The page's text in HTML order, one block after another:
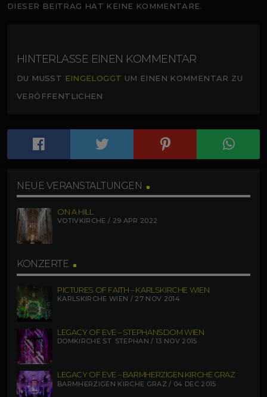
DIESER BEITRAG HAT KEINE KOMMENTARE.
HINTERLASSE EINEN KOMMENTAR
DU MUSST EINGELOGGT UM EINEN KOMMENTAR ZU
VERÖFFENTLICHEN
NEUE VERANSTALTUNGEN
ON A HILL
VOTIVKIRCHE / 29 APR 2022
KONZERTE
PICTURES OF FAITH – KARLSKIRCHE WIEN
KARLSKIRCHE WIEN / 27 NOV 2014
LEGACY OF EVE – STEPHANSDOM WIEN
DOMKIRCHE ST. STEPHAN / 13 NOV 2015
LEGACY OF EVE – BARMHERZIGEN KIRCHE GRAZ
BARMHERZIGEN KIRCHE GRAZ / 04 DEC 2015